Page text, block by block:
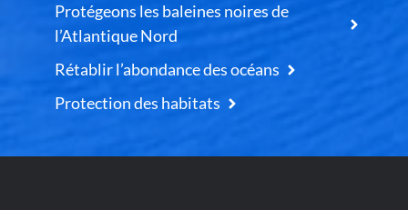
Protégeons les baleines noires de
l’Atlantique Nord
Rétablir l’abondance des océans
Protection des habitats